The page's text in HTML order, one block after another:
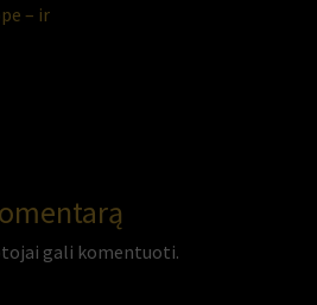
– ir
gali komentuoti.